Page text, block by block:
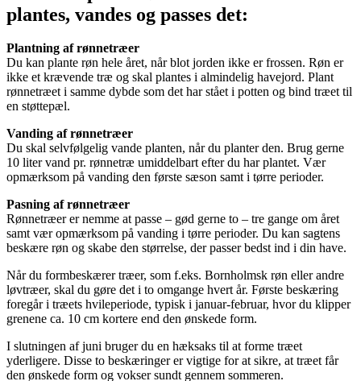
plantes, vandes og passes det:
Plantning af rønnetræer
Du kan plante røn hele året, når blot jorden ikke er frossen. Røn er
ikke et krævende træ og skal plantes i almindelig havejord. Plant
rønnetræet i samme dybde som det har stået i potten og bind træet til
en støttepæl.
Vanding af rønnetræer
Du skal selvfølgelig vande planten, når du planter den. Brug gerne
10 liter vand pr. rønnetræ umiddelbart efter du har plantet. Vær
opmærksom på vanding den første sæson samt i tørre perioder.
Pasning af rønnetræer
Rønnetræer er nemme at passe – gød gerne to – tre gange om året
samt vær opmærksom på vanding i tørre perioder. Du kan sagtens
beskære røn og skabe den størrelse, der passer bedst ind i din have.
Når du formbeskærer træer, som f.eks. Bornholmsk røn eller andre
løvtræer, skal du gøre det i to omgange hvert år. Første beskæring
foregår i træets hvileperiode, typisk i januar-februar, hvor du klipper
grenene ca. 10 cm kortere end den ønskede form.
I slutningen af juni bruger du en hæksaks til at forme træet
yderligere. Disse to beskæringer er vigtige for at sikre, at træet får
den ønskede form og vokser sundt gennem sommeren.